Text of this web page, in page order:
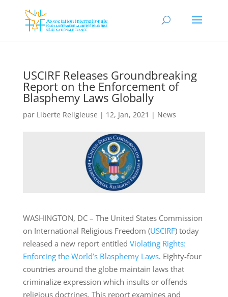
USCIRF Releases Groundbreaking
Report on the Enforcement of
Blasphemy Laws Globally
par Liberte Religieuse | 12, Jan, 2021 | News
WASHINGTON, DC – The United States Commission
on International Religious Freedom (USCIRF) today
released a new report entitled Violating Rights:
Enforcing the World’s Blasphemy Laws. Eighty-four
countries around the globe maintain laws that
criminalize expression which insults or offends
religious doctrines. This report examines and